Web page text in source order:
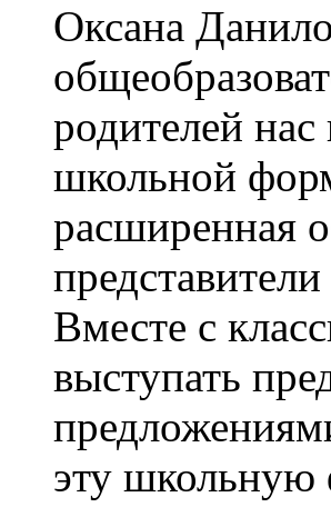
Оксана
родителей
школьной
расширенная
Вместе с
выступать
эту школьную